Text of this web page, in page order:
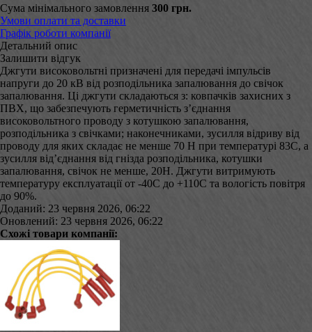
Сума мінімального замовлення 300 грн.
Умови оплати та доставки
Графік роботи компанії
Детальний опис
Залишити відгук
Джгути високовольтні призначені для передачі імпульсів
напруги до 20 кВ від розподільника запалювання до свічок
запалювання. Ці джгути складаються з: ковпачків захисних з
ПВХ, що забезпечують герметичність з’єднання
високовольтного проводу з котушкою запалювання,
розподільника з свічками; наконечниками, зусилля відриву від
проводу для яких складає не менше 70 Н при температурі 83С, а
зусилля від’єднання від гнізда розподільника, котушки
запалювання, свічок не менше, 20Н. Джгути витримують
температуру експлуатації от -40С до +110С та вологість повітря
до 90%.
Доданий: 23 червня 2026, 06:22
Оновлений: 23 червня 2026, 06:22
Схожі товари компанії: